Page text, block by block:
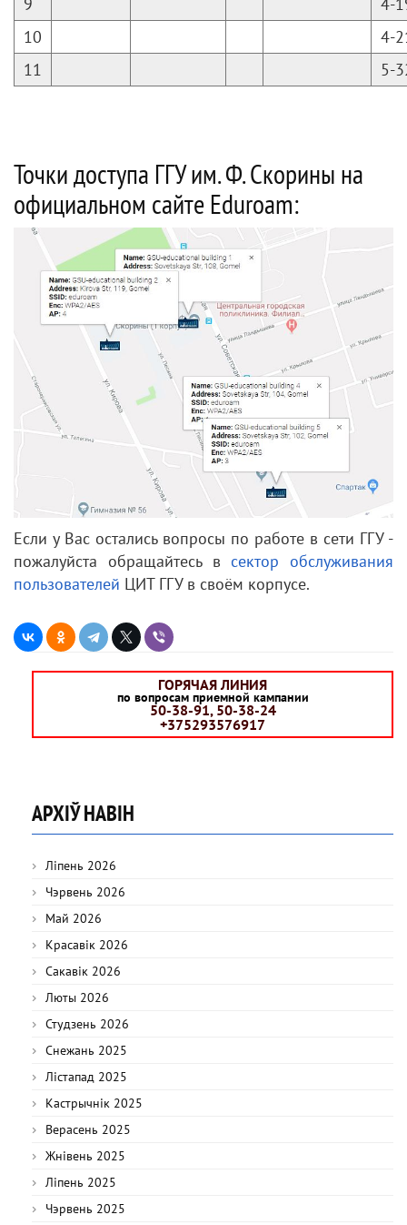
10
4-
11
5-
Точки доступа ГГУ им. Ф. Скорины на
официальном сайте Eduroam:
Если у Вас остались вопросы по работе в сети ГГУ -
пожалуйста обращайтесь в сектор обслуживания
пользователей ЦИТ ГГУ в своём корпусе.
ГОРЯЧАЯ ЛИНИЯ
по вопросам приемной кампании
50-38-91, 50-38-24
+375293576917
АРХІЎ НАВІН
Ліпень 2026
Чэрвень 2026
Май 2026
Красавік 2026
Сакавік 2026
Люты 2026
Студзень 2026
Снежань 2025
Лістапад 2025
Кастрычнік 2025
Верасень 2025
Жнівень 2025
Ліпень 2025
Чэрвень 2025